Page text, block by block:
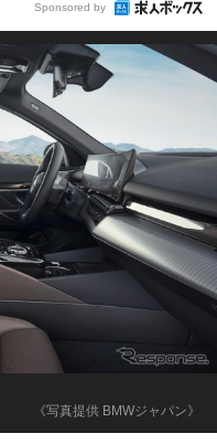
Sponsored by
《写真提供 BMWジャパン》